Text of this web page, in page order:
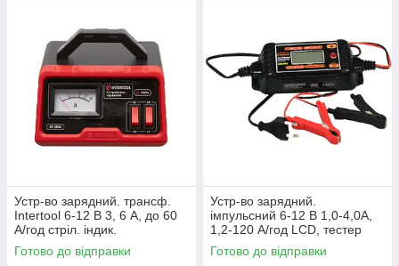
Устр-во зарядний. трансф.
Intertool 6-12 В 3, 6 А, до 60
А/год стріл. індик.
Готово до відправки
Устр-во зарядний.
імпульсний 6-12 В 1,0-4,0А,
1,2-120 А/год LCD, тестер
генератора та стартера
Lavita
Готово до відправки